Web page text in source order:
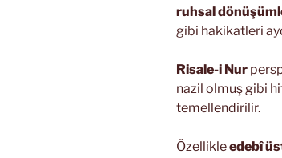
ruhsal
gibi hakikatleri
Risale-i Nur
nazil olmuş gibi
temellendirilir.
Özellikleedebî